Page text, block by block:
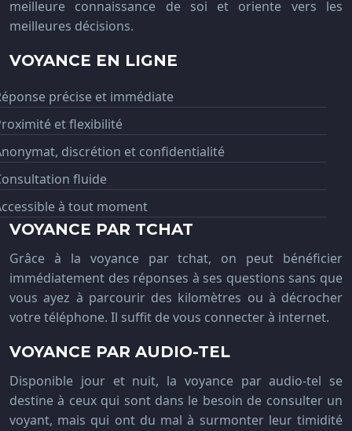
meilleure connaissance de soi et oriente vers les
meilleures décisions.
VOYANCE EN LIGNE
précise et immédiate
et flexibilité
discrétion et confidentialité
fluide
à tout moment
VOYANCE PAR TCHAT
Grâce à la voyance par tchat, on peut bénéficier
immédiatement des réponses à ses questions sans que
vous ayez à parcourir des kilomètres ou à décrocher
votre téléphone. Il suffit de vous connecter à internet.
VOYANCE PAR AUDIO-TEL
Disponible jour et nuit, la voyance par audio-tel se
destine à ceux qui sont dans le besoin de consulter un
voyant, mais qui ont du mal à surmonter leur timidité